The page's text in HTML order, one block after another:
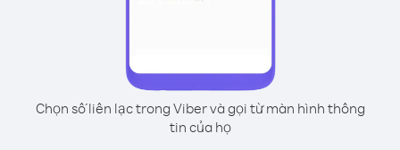
Chọn số liên lạc trong Viber và gọi từ màn hình thông
tin của họ